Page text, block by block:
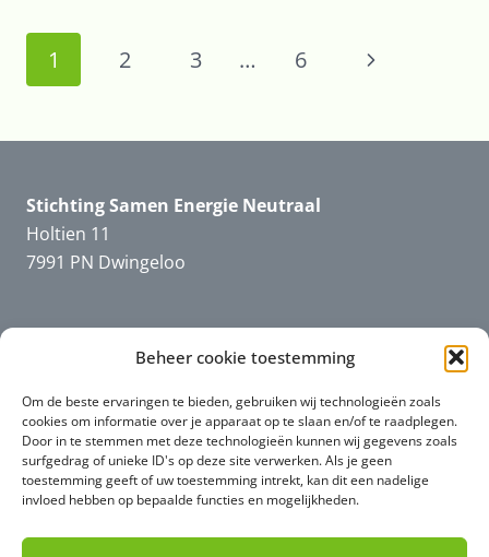
Beheer cookie toestemming
Om de beste ervaringen te bieden, gebruiken wij technologieën zoals
cookies om informatie over je apparaat op te slaan en/of te raadplegen.
Door in te stemmen met deze technologieën kunnen wij gegevens zoals
surfgedrag of unieke ID's op deze site verwerken. Als je geen
toestemming geeft of uw toestemming intrekt, kan dit een nadelige
invloed hebben op bepaalde functies en mogelijkheden.
Paginanavigatie
1 2 3 … 6
Volgende
Stichting Samen Energie Neutraal
Holtien 11
7991 PN Dwingeloo
SEN
Informatiealgemeen
Privacy (AVG)